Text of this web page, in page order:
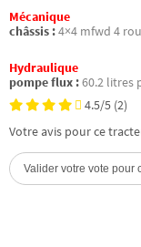
Mécanique
châssis :4×4 mfwd 4
Hydraulique
pompe flux :60.2 litres
4.5/5 (2)
Votre avis pour ce